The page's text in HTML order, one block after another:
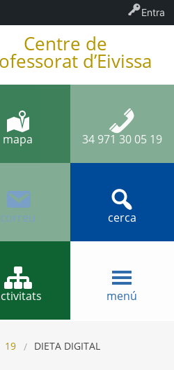
Centre de
d’Eivissa
mapa 34 971 30 05 19
correu cerca
menú
19 DIETA DIGITAL
Entra